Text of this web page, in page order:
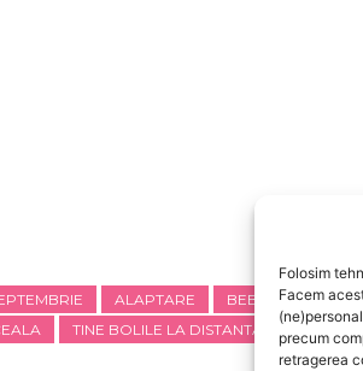
Folosim
Facem
precum
retragerea
ALAPTARE BEBELU.RO
TINE BOLILE LA DISTANTA